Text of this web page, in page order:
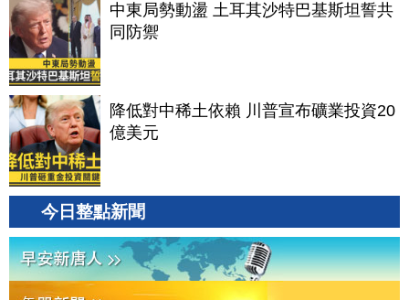
中東局勢動盪 土耳其沙特巴基斯坦誓共
同防禦
降低對中稀土依賴 川普宣布礦業投資20
億美元
今日整點新聞